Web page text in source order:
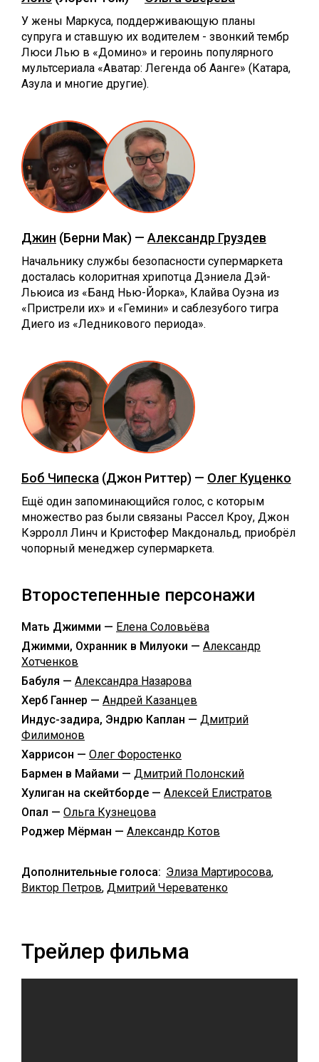
У жены Маркуса, поддерживающую планы
супруга и ставшую их водителем - звонкий тембр
Люси Лью в «Домино» и героинь популярного
мультсериала «Аватар: Легенда об Аанге» (Катара,
Азула и многие другие).
Джин (Берни Мак) — Александр Груздев
Начальнику службы безопасности супермаркета
досталась колоритная хрипотца Дэниела Дэй-
Льюиса из «Банд Нью-Йорка», Клайва Оуэна из
«Пристрели их» и «Гемини» и саблезубого тигра
Диего из «Ледникового периода».
Боб Чипеска (Джон Риттер) — Олег Куценко
Ещё один запоминающийся голос, с которым
множество раз были связаны Рассел Кроу, Джон
Кэрролл Линч и Кристофер Макдональд, приобрёл
чопорный менеджер супермаркета.
Второстепенные персонажи
Мать Джимми — Елена Соловьёва
Джимми, Охранник в Милуоки — Александр
Хотченков
Бабуля — Александра Назарова
Херб Ганнер — Андрей Казанцев
Индус-задира, Эндрю Каплан — Дмитрий
Филимонов
Харрисон — Олег Форостенко
Бармен в Майами — Дмитрий Полонский
Хулиган на скейтборде — Алексей Елистратов
Опал — Ольга Кузнецова
Роджер Мёрман — Александр Котов
Дополнительные голоса: Элиза Мартиросова,
Виктор Петров, Дмитрий Череватенко
Трейлер фильма